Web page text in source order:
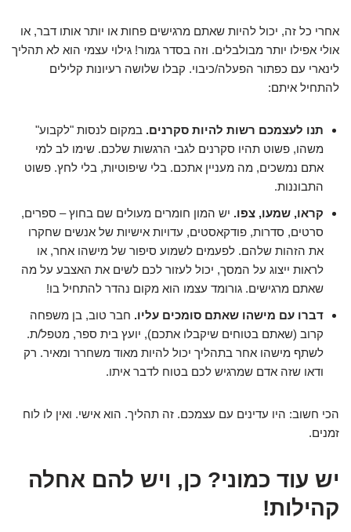
אחרי כל זה, יכול להיות שאתם מרגישים פחות או יותר אותו דבר, או
אולי אפילו יותר מבולבלים. וזה בסדר גמור! גילוי עצמי הוא לא תהליך
לינארי עם כפתור הפעלה/כיבוי. קבלו שלושה רעיונות קלילים
להתחיל איתם:
תנו לעצמכם רשות להיות סקרנים. במקום לנסות "לקבוע"
משהו, פשוט תהיו סקרנים לגבי הרגשות שלכם. שימו לב למי
אתם נמשכים, מה מעניין אתכם. בלי שיפוטיות, בלי לחץ. פשוט
התבוננות.
קראו, שמעו, צפו. יש המון חומרים מעולים שם בחוץ – ספרים,
סרטים, סדרות, פודקאסטים, עדויות אישיות של אנשים שחקרו
את הזהות שלהם. לפעמים לשמוע סיפור של מישהו אחר, או
לראות ייצוג על המסך, יכול לעזור לכם לשים את האצבע על מה
שאתם מרגישים. גורומד עצמו הוא מקום נהדר להתחיל בו!
דברו עם מישהו שאתם סומכים עליו. חבר טוב, בן משפחה
קרוב (שאתם בטוחים שיקבלו אתכם), יועץ בית ספר, מטפל/ת.
לשתף מישהו אחר בתהליך יכול להיות מאוד משחרר ומאיר. רק
ודאו שזה אדם שמרגיש לכם בטוח לדבר איתו.
הכי חשוב: היו עדינים עם עצמכם. זה תהליך. הוא אישי. ואין לו לוח
זמנים.
יש עוד כמוני? כן, ויש להם אחלה
קהילות!